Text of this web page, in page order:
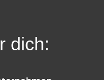
dich: